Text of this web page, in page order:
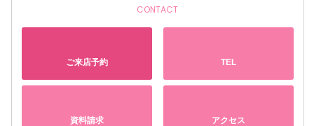
CONTACT
ご来店予約 TEL
資料請求 アクセス